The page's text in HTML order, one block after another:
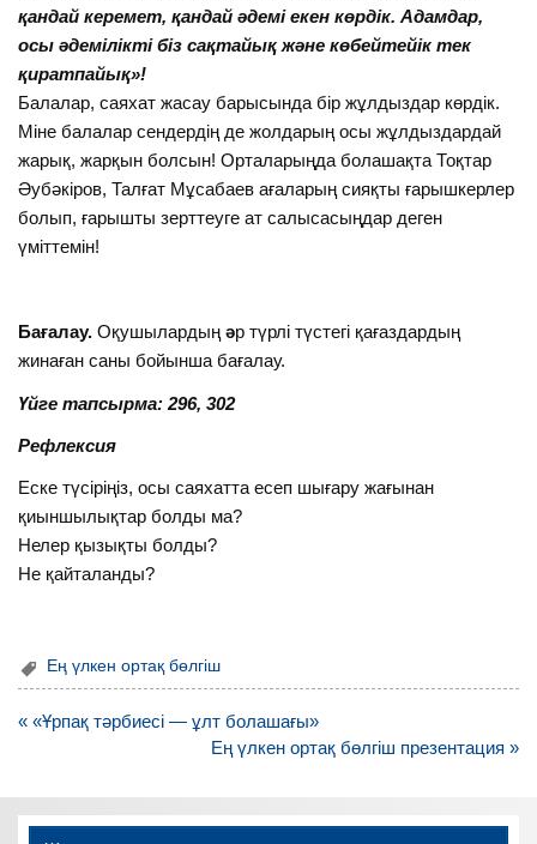
қандай керемет, қандай әдемі екен көрдік. Адамдар,
осы әдемілікті біз сақтайық және көбейтейік тек
қиратпайық»!
Балалар, саяхат жасау барысында бір жұлдыздар көрдік.
Міне балалар сендердің де жолдарың осы жұлдыздардай
жарық, жарқын болсын! Орталарыңда болашақта Тоқтар
Әубәкіров, Талғат Мұсабаев ағаларың сияқты ғарышкерлер
болып, ғарышты зерттеуге ат салысасыңдар деген
үміттемін!
Бағалау.Оқушылардың әр түрлі түстегі қағаздардың
жинаған саны бойынша бағалау.
Үйге тапсырма: 296, 302
Рефлексия
Еске түсiрiңiз, осы саяхатта есеп шығару жағынан
қиыншылықтар болды ма?
Нелер қызықты болды?
Не қайталанды?
Ең үлкен ортақ бөлгіш
Навигация
« «Ұрпақ тәрбиесі — ұлт болашағы»
Ең үлкен ортақ бөлгіш презентация »